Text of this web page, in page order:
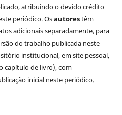
atribuindo o devido crédito
periódico. Osautorestêm
adicionais separadamente, para
do trabalho publicada neste
institucional, em site pessoal,
capítulo de livro), com
inicial neste periódico.